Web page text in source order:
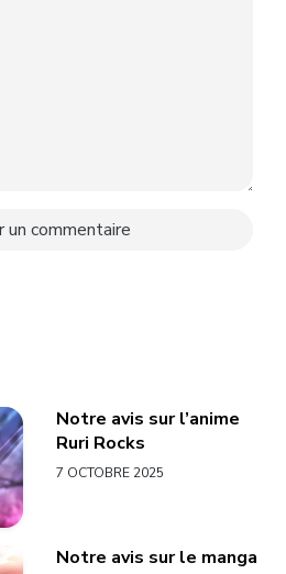
Notre avis sur l’anime
Ruri Rocks
7 OCTOBRE 2025
Notre avis sur le manga